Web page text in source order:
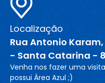
Localização
Rua Antonio Karam,
- Santa Catarina -
Venha nos fazer uma
possui Área Azul ;)